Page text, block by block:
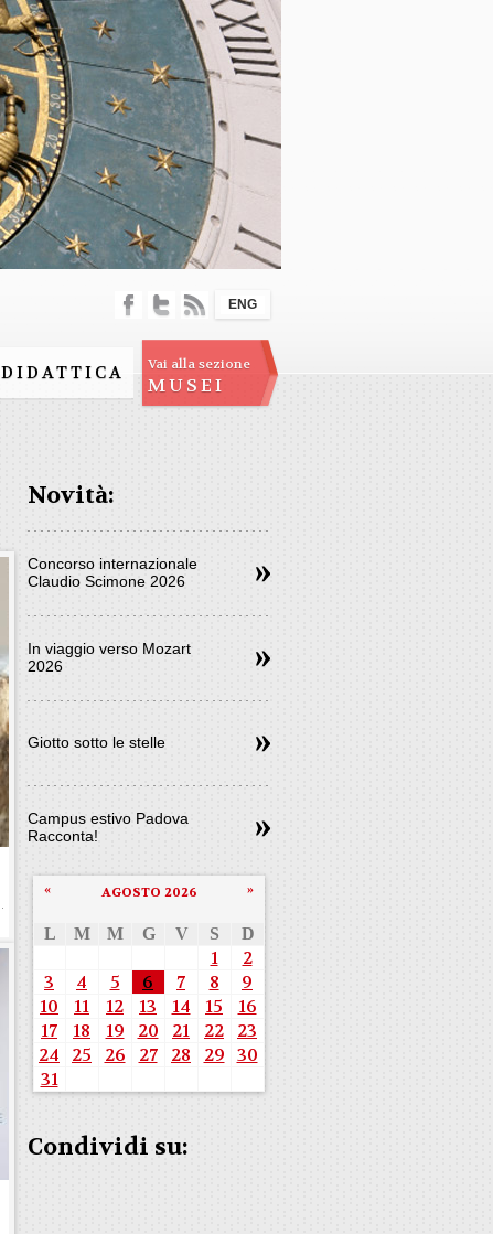
DIDATTICA Vai alla sezione
MUSEI
ENG
Novità:
Concorso internazionale
Claudio Scimone 2026
In viaggio verso Mozart
2026
Giotto sotto le stelle
Campus estivo Padova
Racconta!
AGOSTO 2026
« »
L M M G V S D
1
2
3
4 5 6 7 8
9
10
11 12 13 14 15
16
17
18 19 20 21 22
23
24
25 26 27 28 29 30
31
Condividi su: